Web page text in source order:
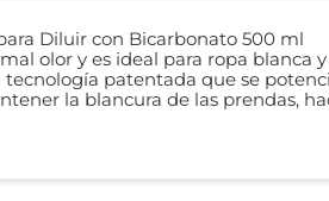
Diluir con Bicarbonato 500 ml
olor y es ideal para ropa blanca
patentada que se
la blancura de las prendas,